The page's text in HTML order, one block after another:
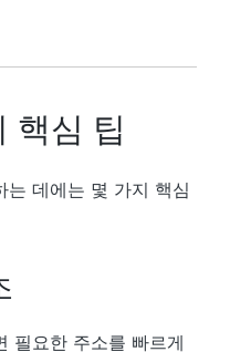
핵심 팁
는 데에는 몇 가지 핵심
필요한 주소를 빠르게